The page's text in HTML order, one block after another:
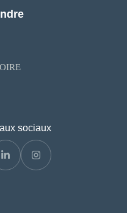
sociaux